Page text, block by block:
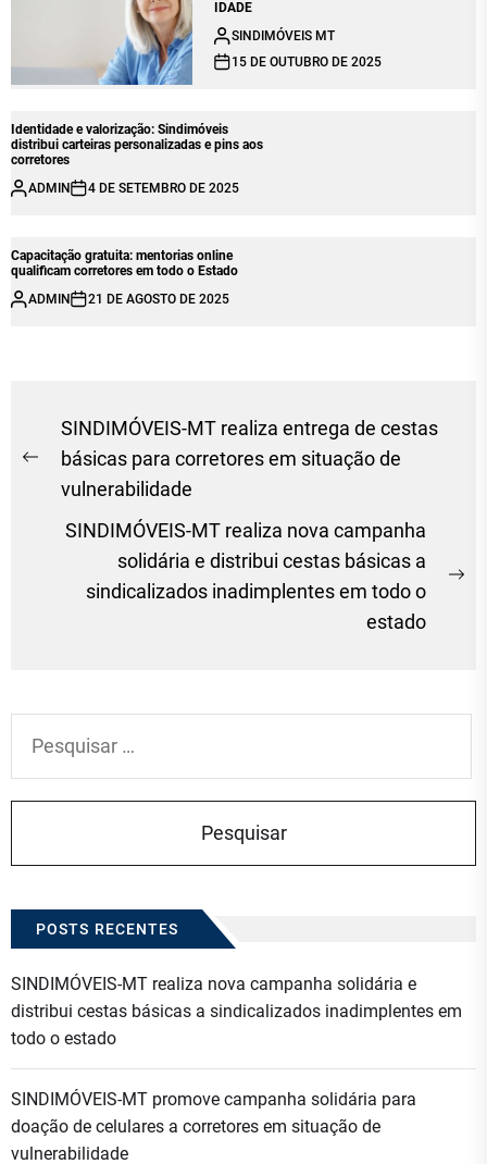
IDADE
SINDIMÓVEIS MT
15 DE OUTUBRO DE 2025
Identidade e valorização: Sindimóveis
distribui carteiras personalizadas e pins aos
corretores
ADMIN
4 DE SETEMBRO DE 2025
Capacitação gratuita: mentorias online
qualificam corretores em todo o Estado
ADMIN
21 DE AGOSTO DE 2025
Navegação
de
Post
Previous
SINDIMÓVEIS-MT realiza entrega de cestas
básicas para corretores em situação de
vulnerabilidade
SINDIMÓVEIS-MT realiza nova campanha
solidária e distribui cestas básicas a
sindicalizados inadimplentes em todo o
estado
por:
POSTS RECENTES
SINDIMÓVEIS-MT realiza nova campanha solidária e
distribui cestas básicas a sindicalizados inadimplentes em
todo o estado
SINDIMÓVEIS-MT promove campanha solidária para
doação de celulares a corretores em situação de
vulnerabilidade